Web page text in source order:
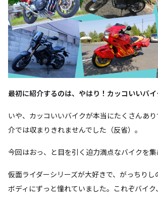
最初に紹介するのは、やはり！カッコいいバイ
いや、カッコいいバイクが本当にたくさんあ
介では収まりきれませんでした（反省）。
今回はおっ、と目を引く迫力満点なバイクを集
仮面ライダーシリーズが大好きで、がっちりし
ボディにずっと憧れていました。これぞバイク